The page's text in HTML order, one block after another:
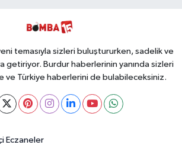
temasıyla sizleri buluştururken, sadelik ve
getiriyor. Burdur haberlerinin yanında sizleri
ve Türkiye haberlerini de bulabileceksiniz.
Eczaneler